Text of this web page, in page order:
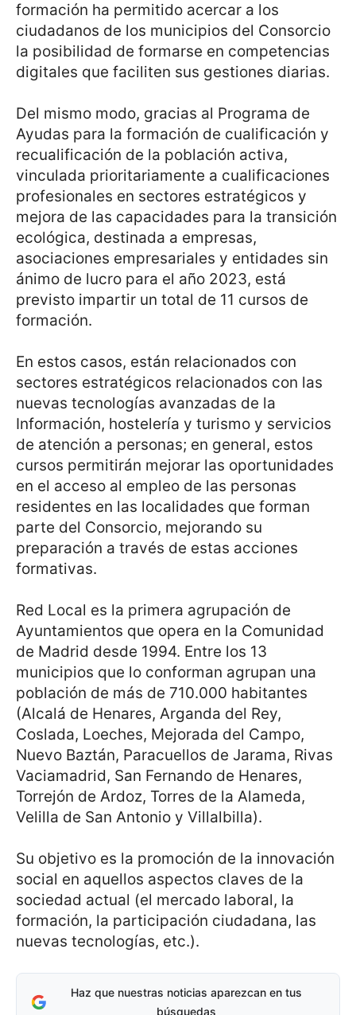
formación ha permitido acercar a los
ciudadanos de los municipios del Consorcio
la posibilidad de formarse en competencias
digitales que faciliten sus gestiones diarias.
Del mismo modo, gracias al Programa de
Ayudas para la formación de cualificación y
recualificación de la población activa,
vinculada prioritariamente a cualificaciones
profesionales en sectores estratégicos y
mejora de las capacidades para la transición
ecológica, destinada a empresas,
asociaciones empresariales y entidades sin
ánimo de lucro para el año 2023, está
previsto impartir un total de 11 cursos de
formación.
En estos casos, están relacionados con
sectores estratégicos relacionados con las
nuevas tecnologías avanzadas de la
Información, hostelería y turismo y servicios
de atención a personas; en general, estos
cursos permitirán mejorar las oportunidades
en el acceso al empleo de las personas
residentes en las localidades que forman
parte del Consorcio, mejorando su
preparación a través de estas acciones
formativas.
Red Local es la primera agrupación de
Ayuntamientos que opera en la Comunidad
de Madrid desde 1994. Entre los 13
municipios que lo conforman agrupan una
población de más de 710.000 habitantes
(Alcalá de Henares, Arganda del Rey,
Coslada, Loeches, Mejorada del Campo,
Nuevo Baztán, Paracuellos de Jarama, Rivas
Vaciamadrid, San Fernando de Henares,
Torrejón de Ardoz, Torres de la Alameda,
Velilla de San Antonio y Villalbilla).
Su objetivo es la promoción de la innovación
social en aquellos aspectos claves de la
sociedad actual (el mercado laboral, la
formación, la participación ciudadana, las
nuevas tecnologías, etc.).
Haz que nuestras noticias aparezcan en tus
búsquedas